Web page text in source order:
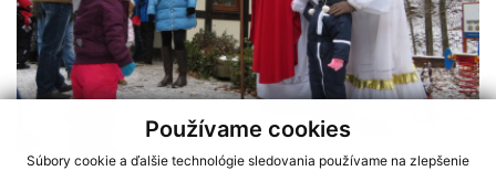
Používame cookies
Súbory cookie a ďalšie technológie sledovania používame na zlepšenie